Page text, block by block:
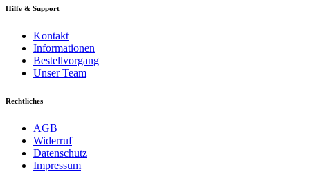
Hilfe & Support
Kontakt
Informationen
Bestellvorgang
Unser Team
Rechtliches
AGB
Widerruf
Datenschutz
Impressum